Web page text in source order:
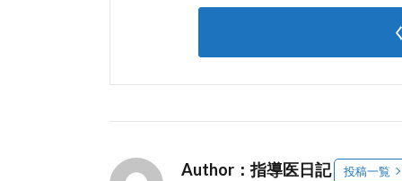
Author：指導医日記 投稿一覧